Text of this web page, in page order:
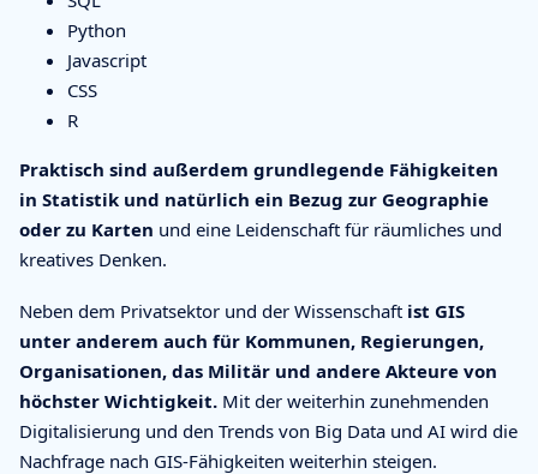
Python
Javascript
CSS
R
Praktisch sind außerdem grundlegende Fähigkeiten
in Statistik und natürlich ein Bezug zur Geographie
oder zu Karten und eine Leidenschaft für räumliches und
kreatives Denken.
Neben dem Privatsektor und der Wissenschaft ist GIS
unter anderem auch für Kommunen, Regierungen,
Organisationen, das Militär und andere Akteure von
höchster Wichtigkeit. Mit der weiterhin zunehmenden
Digitalisierung und den Trends von Big Data und AI wird die
Nachfrage nach GIS-Fähigkeiten weiterhin steigen.